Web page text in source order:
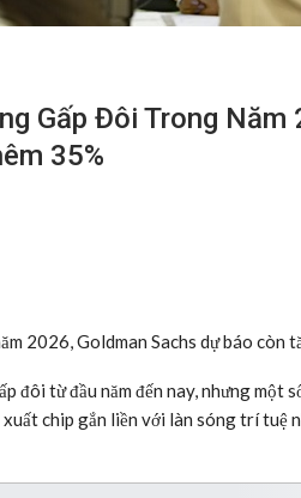
Gấp Đôi Trong Năm
35%
2026, Goldman Sachs dự báo còn
đôi từ đầu năm đến nay, nhưng một
chip gắn liền với làn sóng trí tuệ